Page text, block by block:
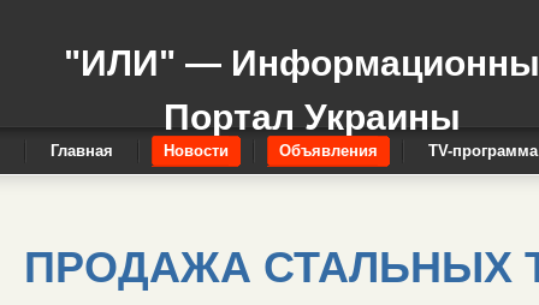
"ИЛИ" —
Портал Украины
Главная Новости Объявления TV-программа
ПРОДАЖА СТАЛЬНЫХ